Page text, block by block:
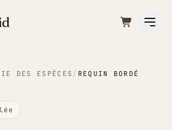
DES ESPÈCES / REQUIN BORDÉ